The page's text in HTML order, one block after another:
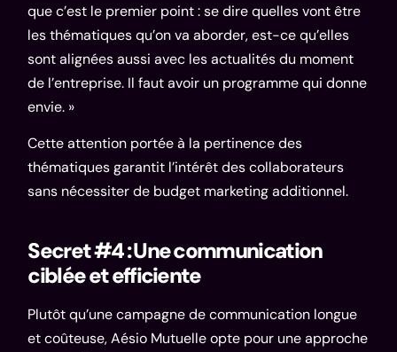
que c’est le premier point : se dire quelles vont être
les thématiques qu’on va aborder, est-ce qu’elles
sont alignées aussi avec les actualités du moment
de l’entreprise. Il faut avoir un programme qui donne
envie. »
Cette attention portée à la pertinence des
thématiques garantit l’intérêt des collaborateurs
sans nécessiter de budget marketing additionnel.
Secret #4 : Une communication
ciblée et efficiente
Plutôt qu’une campagne de communication longue
et coûteuse, Aésio Mutuelle opte pour une approche